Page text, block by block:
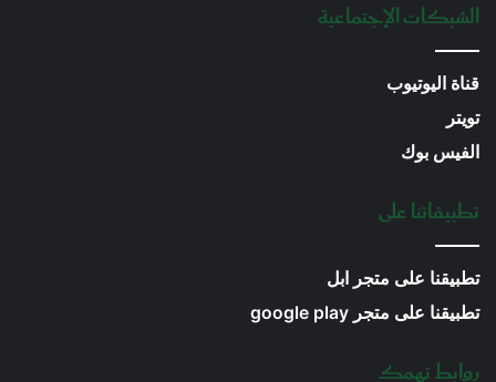
الشبكات الإجتماعية
قناة اليوتيوب
تويتر
الفيس بوك
تطبيقاتنا على
تطبيقنا على متجر ابل
تطبيقنا على متجر google play
روابط تهمك